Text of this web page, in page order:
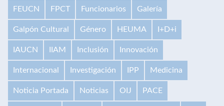
FEUCN FPCT Funcionarios Galería
Galpón Cultural Género HEUMA I+D+i
IAUCN IIAM Inclusión Innovación
Internacional Investigación IPP Medicina
Noticia Portada Noticias OIJ PACE